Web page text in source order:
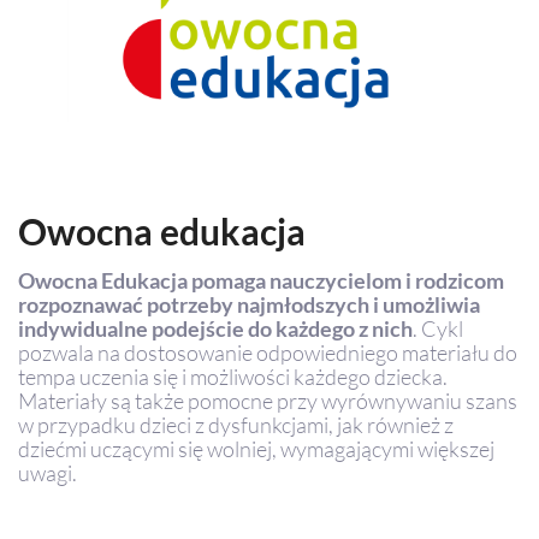
Owocna edukacja
Owocna Edukacja pomaga nauczycielom i rodzicom
rozpoznawać potrzeby najmłodszych i umożliwia
indywidualne podejście do każdego z nich. Cykl
pozwala na dostosowanie odpowiedniego materiału do
tempa uczenia się i możliwości każdego dziecka.
Materiały są także pomocne przy wyrównywaniu szans
w przypadku dzieci z dysfunkcjami, jak również z
dziećmi uczącymi się wolniej, wymagającymi większej
uwagi.